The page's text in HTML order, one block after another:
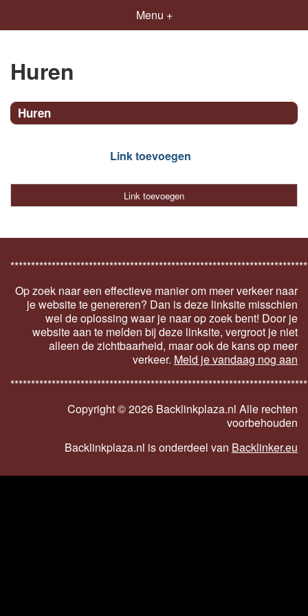
Menu +
Huren
Huren
Link toevoegen
Link toevoegen
Op zoek naar een effectieve manier om meer verkeer naar
je website te genereren? Dan is deze linksite misschien
wel de oplossing waar je naar op zoek bent! Door je
website aan te melden bij deze linksite, vergroot je niet
alleen de zichtbaarheid, maar ook de kans op meer
verkeer. Meld je vandaag nog aan
Copyright ©2026 Backlinkplaza.nl Alle rechten
voorbehouden
Backlinkplaza.nl is onderdeel van Backlinker.eu